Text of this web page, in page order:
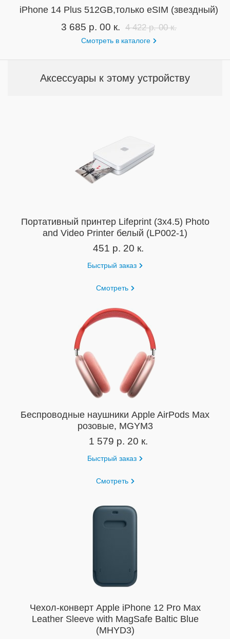
iPhone 14 Plus 512GB,только eSIM (звездный)
3 685 р. 00 к. 4 422 р. 00 к.
Смотреть в каталоге
Аксессуары к этому устройству
Портативный принтер Lifeprint (3x4.5) Photo
and Video Printer белый (LP002-1)
451 р. 20 к.
Быстрый заказ
Смотреть
Беспроводные наушники Apple AirPods Max
розовые, MGYM3
1 579 р. 20 к.
Быстрый заказ
Смотреть
Чехол-конверт Apple iPhone 12 Pro Max
Leather Sleeve with MagSafe Baltic Blue
(MHYD3)